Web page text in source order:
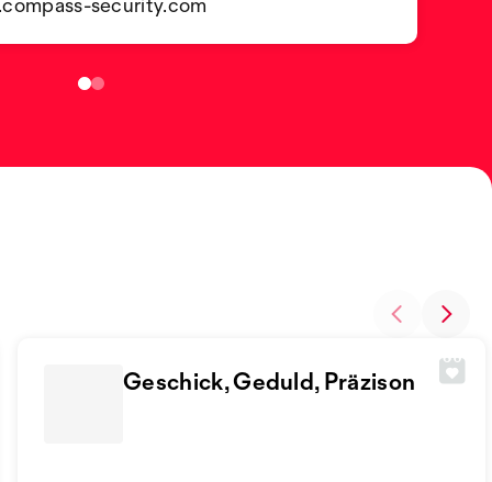
Geschick, Geduld, Präzison